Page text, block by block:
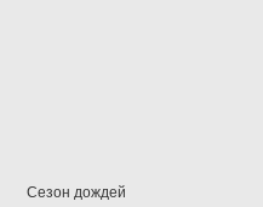
Сезон дождей